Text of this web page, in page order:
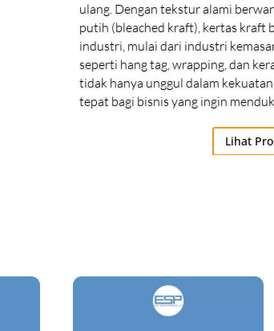
ulang. Dengan tekstur alami
putih (bleached kraft), kertas kraft
industri, mulai dari industri
seperti hang tag, wrapping, dan
tidak hanya unggul dalam
tepat bagi bisnis yang ingin
Lihat